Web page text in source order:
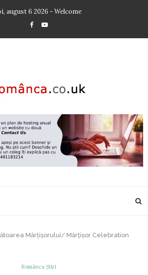
august 6 2026 - Welcome
Mărţişorului/ Mărţişor Celebration
Românca Știri